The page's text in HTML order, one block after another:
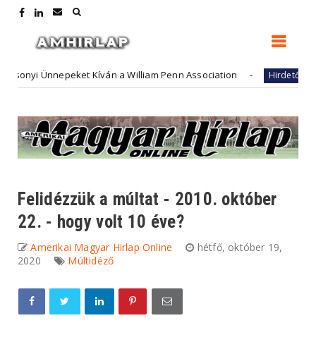
Ünnepeket Kíván a William Penn Association Hirdető
Felidézzük a múltat - 2010. október
22. - hogy volt 10 éve?
Amerikai Magyar Hirlap Online
hétfő, október 19,
2020
Múltidéző